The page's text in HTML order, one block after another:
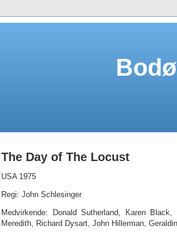
The Day of The Locust
USA 1975
Regi: John Schlesinger
Medvirkende: Donald Sutherland, Karen
Meredith, Richard Dysart, John Hillerman,